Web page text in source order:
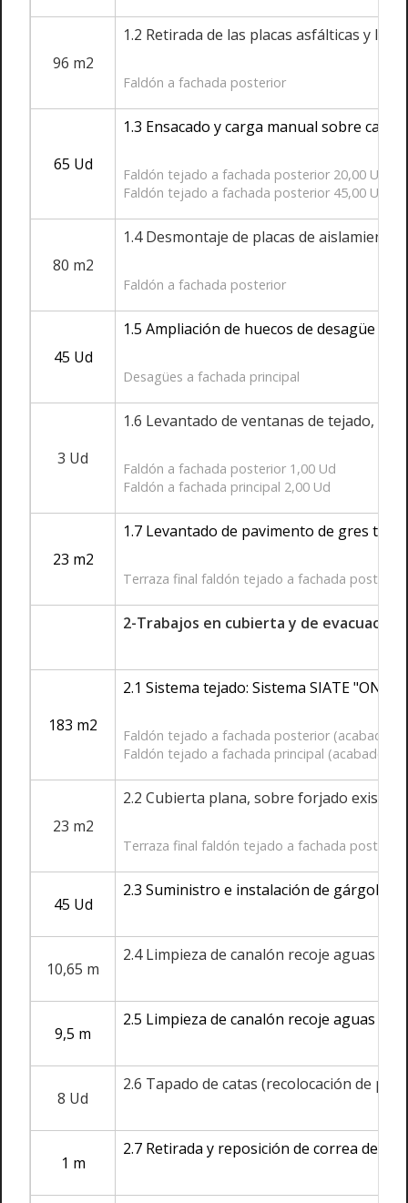
96 m2
1.2 Retirada de las placas asfálticas y
Faldón a fachada posterior
65 Ud
1.3 Ensacado y carga manual sobre
Faldón tejado a fachada posterior 20,00 Ud
Faldón tejado a fachada posterior 45,00 Ud
80 m2
1.4 Desmontaje de placas de
Faldón a fachada posterior
45 Ud
1.5 Ampliación de huecos de desagüe a
Desagües a fachada principal
3 Ud
1.6 Levantado de ventanas de tejado,
Faldón a fachada posterior 1,00 Ud
Faldón a fachada principal 2,00 Ud
23 m2
1.7 Levantado de pavimento de gres
Terraza final faldón tejado a fachada posterior
2-Trabajos en cubierta y de evacuación
183 m2
2.1 Sistema tejado: Sistema SIATE
Faldón tejado a fachada posterior (acabado
Faldón tejado a fachada principal (acabado
23 m2
2.2 Cubierta plana, sobre forjado
Terraza final faldón tejado a fachada
45 Ud
2.3 Suministro e instalación de gárgolas
10,65 m
2.4 Limpieza de canalón recoje aguas
9,5 m
2.5 Limpieza de canalón recoje aguas
8 Ud
2.6 Tapado de catas (recolocación de
1 m
2.7 Retirada y reposición de correa de